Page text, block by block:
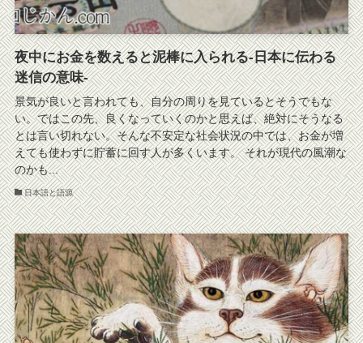
夜中にお金を数えると泥棒に入られる-日本に伝わる
迷信の意味-
景気が良いと言われても、自分の周りを見ているとそうでもな
い。ではこの先、良くなっていくのかと思えば、絶対にそうなる
とは言い切れない。そんな不安定な社会状況の中では、お金が増
えても使わずに貯蓄に回す人が多くいます。 それが現代の風潮な
のかも...
日本語と語源